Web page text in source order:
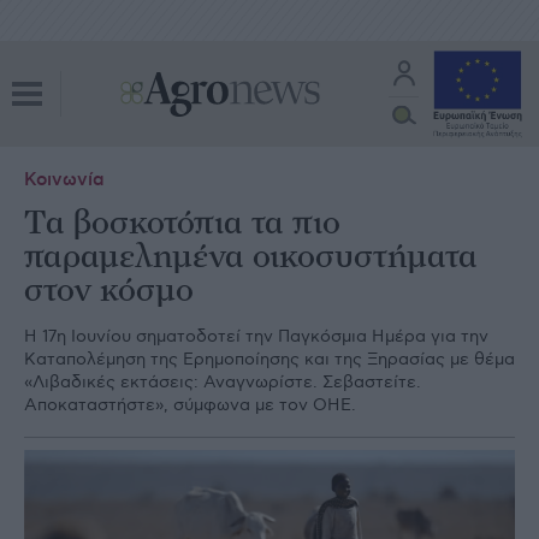
Κοινωνία
Tα βοσκοτόπια τα πιο
παραμελημένα οικοσυστήματα
στον κόσμο
Η 17η Ιουνίου σηματοδοτεί την Παγκόσμια Ημέρα για την
Καταπολέμηση της Ερημοποίησης και της Ξηρασίας με θέμα
«Λιβαδικές εκτάσεις: Αναγνωρίστε. Σεβαστείτε.
Αποκαταστήστε», σύμφωνα με τον ΟΗΕ.